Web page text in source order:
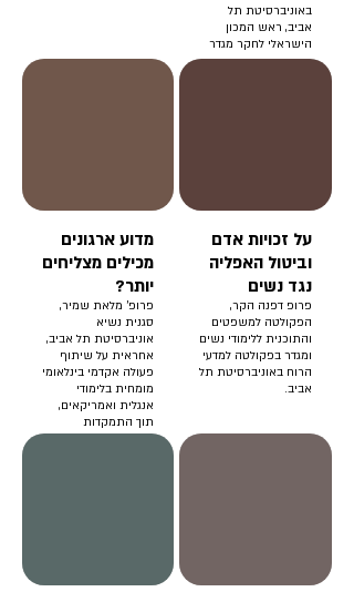
באוניברסיטת תל
אביב, ראש המכון
הישראלי לחקר מגדר
ולהט"ב.
על זכויות אדם
וביטול האפליה
נגד נשים
פרופ דפנה הקר,
הפקולטה למשפטים
והתוכנית ללימודי נשים
ומגדר בפקולטה למדעי
הרוח באוניברסיטת תל
אביב.
מדוע ארגונים
מכילים מצליחים
יותר?
פרופ' מלאת שמיר,
סגנית נשיא
אוניברסיטת תל אביב,
אחראית על שיתוף
פעולה אקדמי בינלאומי
מומחית בלימודי
אנגלית ואמריקאים,
תוך התמקדות
חברתי קרסו (הגר).